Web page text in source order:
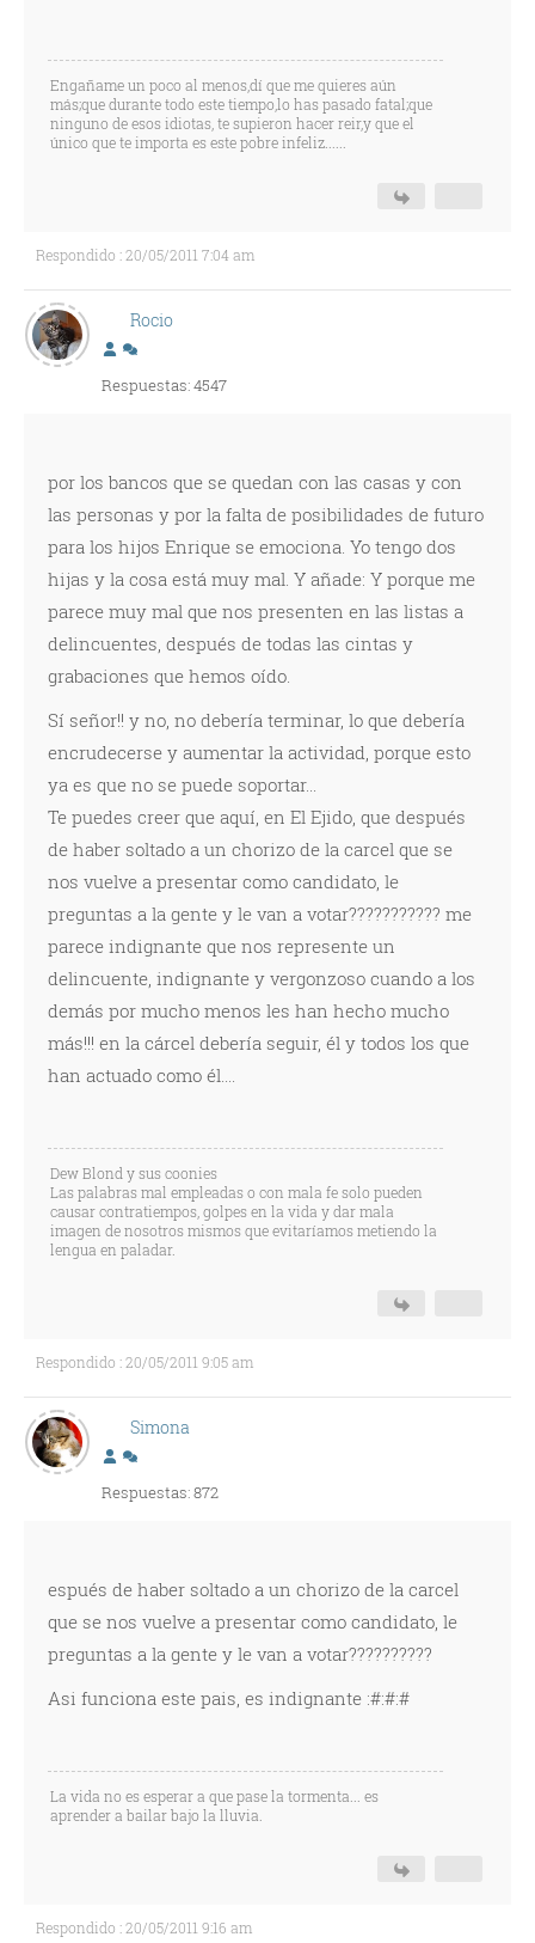
Engañame un poco al menos,dí que me quieres aún
más;que durante todo este tiempo,lo has pasado fatal;que
ninguno de esos idiotas, te supieron hacer reir,y que el
único que te importa es este pobre infeliz......
Respondido : 20/05/2011 7:04 am
Rocio
Respuestas: 4547
por los bancos que se quedan con las casas y con
las personas y por la falta de posibilidades de futuro
para los hijos Enrique se emociona. Yo tengo dos
hijas y la cosa está muy mal. Y añade: Y porque me
parece muy mal que nos presenten en las listas a
delincuentes, después de todas las cintas y
grabaciones que hemos oído.
Sí señor!! y no, no debería terminar, lo que debería
encrudecerse y aumentar la actividad, porque esto
ya es que no se puede soportar...
Te puedes creer que aquí, en El Ejido, que después
de haber soltado a un chorizo de la carcel que se
nos vuelve a presentar como candidato, le
preguntas a la gente y le van a votar??????????? me
parece indignante que nos represente un
delincuente, indignante y vergonzoso cuando a los
demás por mucho menos les han hecho mucho
más!!! en la cárcel debería seguir, él y todos los que
han actuado como él....
Dew Blond y sus coonies
Las palabras mal empleadas o con mala fe solo pueden
causar contratiempos, golpes en la vida y dar mala
imagen de nosotros mismos que evitaríamos metiendo la
lengua en paladar.
Respondido : 20/05/2011 9:05 am
Simona
Respuestas: 872
espués de haber soltado a un chorizo de la carcel
que se nos vuelve a presentar como candidato, le
preguntas a la gente y le van a votar??????????
Asi funciona este pais, es indignante :#:#:#
La vida no es esperar a que pase la tormenta... es
aprender a bailar bajo la lluvia.
Respondido : 20/05/2011 9:16 am